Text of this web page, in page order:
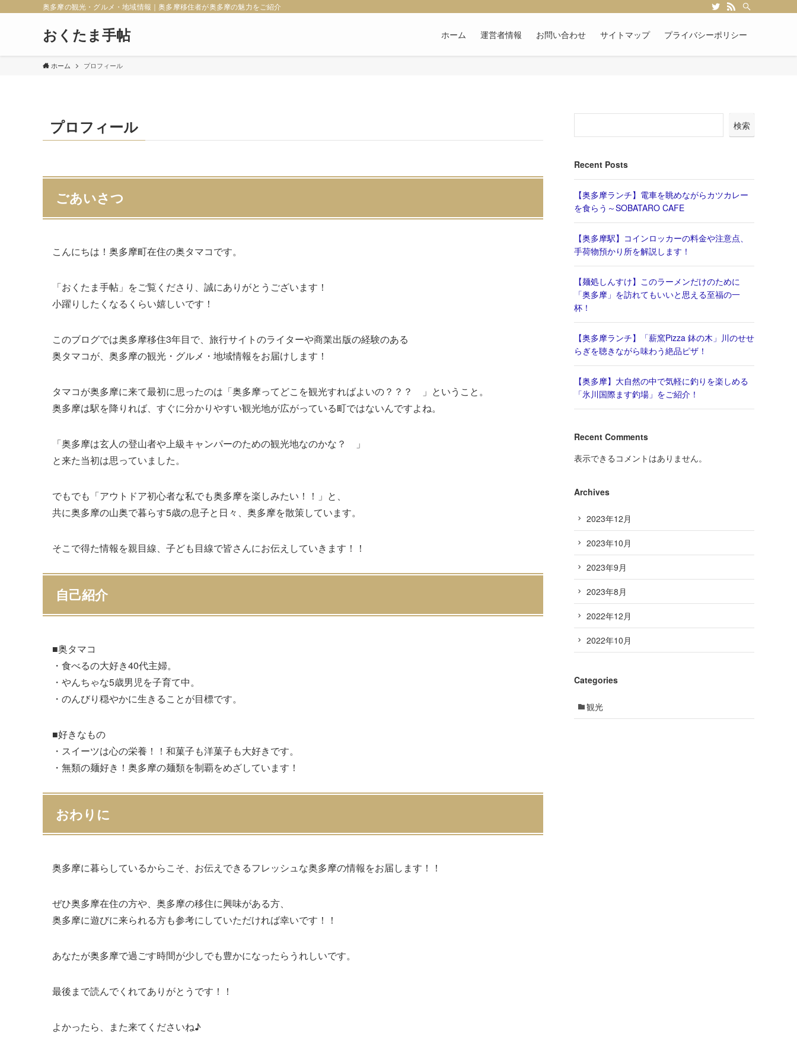
奥多摩の観光・グルメ・地域情報｜奥多摩移住者が奥多摩の魅力をご紹介
おくたま手帖 ホーム 運営者情報 お問い合わせ サイトマップ プライバシーポリシー
ホーム プロフィール
プロフィール
ごあいさつ
こんにちは！奥多摩町在住の奥タマコです。
「おくたま手帖」をご覧くださり、誠にありがとうございます！
小躍りしたくなるくらい嬉しいです！
このブログでは奥多摩移住3年目で、旅行サイトのライターや商業出版の経験のある
奥タマコが、奥多摩の観光・グルメ・地域情報をお届けします！
タマコが奥多摩に来て最初に思ったのは「奥多摩ってどこを観光すればよいの？？？ 」ということ。
奥多摩は駅を降りれば、すぐに分かりやすい観光地が広がっている町ではないんですよね。
「奥多摩は玄人の登山者や上級キャンパーのための観光地なのかな？ 」
と来た当初は思っていました。
でもでも「アウトドア初心者な私でも奥多摩を楽しみたい！！」と、
共に奥多摩の山奥で暮らす5歳の息子と日々、奥多摩を散策しています。
そこで得た情報を親目線、子ども目線で皆さんにお伝えしていきます！！
自己紹介
■奥タマコ
・食べるの大好き40代主婦。
・やんちゃな5歳男児を子育て中。
・のんびり穏やかに生きることが目標です。
■好きなもの
・スイーツは心の栄養！！和菓子も洋菓子も大好きです。
・無類の麺好き！奥多摩の麺類を制覇をめざしています！
おわりに
奥多摩に暮らしているからこそ、お伝えできるフレッシュな奥多摩の情報をお届します！！
ぜひ奥多摩在住の方や、奥多摩の移住に興味がある方、
奥多摩に遊びに来られる方も参考にしていただければ幸いです！！
あなたが奥多摩で過ごす時間が少しでも豊かになったらうれしいです。
最後まで読んでくれてありがとうです！！
よかったら、また来てくださいね♪
検索
Recent Posts
【奥多摩ランチ】電車を眺めながらカツカレー
を食らう～SOBATARO CAFE
【奥多摩駅】コインロッカーの料金や注意点、
手荷物預かり所を解説します！
【麺処しんすけ】このラーメンだけのために
「奥多摩」を訪れてもいいと思える至福の一
杯！
【奥多摩ランチ】「薪窯Pizza 鉢の木」川のせせ
らぎを聴きながら味わう絶品ピザ！
【奥多摩】大自然の中で気軽に釣りを楽しめる
「氷川国際ます釣場」をご紹介！
Recent Comments
表示できるコメントはありません。
Archives
2023年12月
2023年10月
2023年9月
2023年8月
2022年12月
2022年10月
Categories
観光